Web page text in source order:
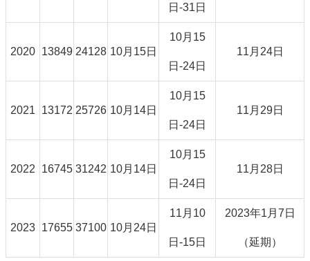
日-31日
2020 13849 24128 10月15日
10月15
日-24日
11月24日
2021 13172 25726 10月14日
10月15
日-24日
11月29日
2022 16745 31242 10月14日
10月15
日-24日
11月28日
2023 17655 37100 10月24日
11月10
日-15日
2023年1月7日
（延期）